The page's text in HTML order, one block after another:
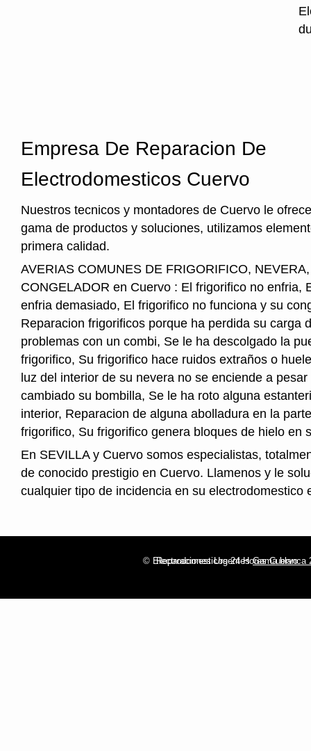
Empresa De Reparacion De
Electrodomesticos Cuervo
Nuestros tecnicos y montadores de Cuervo le
gama de productos y soluciones, utilizamos
primera calidad.
AVERIAS COMUNES DE FRIGORIFICO,
CONGELADOR en Cuervo : El frigorifico no enfria,
enfria demasiado, El frigorifico no funciona y su
Reparacion frigorificos porque ha perdida su carga
problemas con un combi, Se le ha descolgado la
frigorifico, Su frigorifico hace ruidos extraños o
luz del interior de su nevera no se enciende a
cambiado su bombilla, Se le ha roto alguna
interior, Reparacion de alguna abolladura en la
frigorifico, Su frigorifico genera bloques de hielo en
En SEVILLA y Cuervo somos especialistas,
de conocido prestigio en Cuervo. Llamenos y le
cualquier tipo de incidencia en su electrodomestico
© Electrodomesticos 24 Horas Cuervo
Reparaciones UrgentesGama blanca